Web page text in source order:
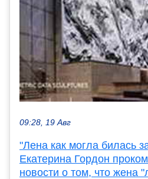
09:28, 19 Авг
"Лена как могла билась
Екатерина Гордон
новости о том, что жена